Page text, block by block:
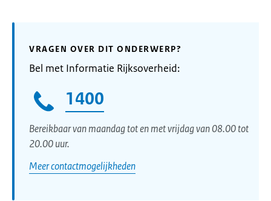
VRAGEN OVER DIT ONDERWERP?
Bel met Informatie Rijksoverheid:
1400
Bereikbaar van maandag tot en met vrijdag van 08.00 tot
20.00 uur.
Meer contactmogelijkheden